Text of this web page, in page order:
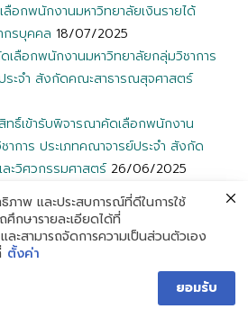
ลือกพนักงานมหาวิทยาลัยเงินรายได้
กรบุคคล 18/07/2025
เลือกพนักงานมหาวิทยาลัยกลุ่มวิชาการ
ระจำ สังกัดคณะสาธารณสุจศาสตร์
ทธิ์เข้ารับพิจารณาคัดเลือกพนักงาน
าการ ประเภทคณาจารย์ประจำ สังกัด
ะวิศวกรรมศาสตร์26/06/2025
ธิ์เข้าสอบภาคความเหมาะสมกับตำแหน่ง
นักทรัพยากรบุคคล25/06/2025
เลือกพนักงานมหาวิทยาลัยกลุ่มวิชาการ
ะจำ ตำแหน่งอาจารย์ สังกัดคณะ
ภาพ และประสบการณ์ที่ดีในการใช้
กษารายละเอียดได้ที่
และสามารถจัดการความเป็นส่วนตัวเอง
ตั้งค่า
ยอมรับ